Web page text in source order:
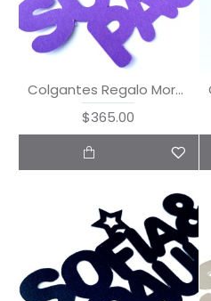
Colgantes Regalo Morado
$365.00